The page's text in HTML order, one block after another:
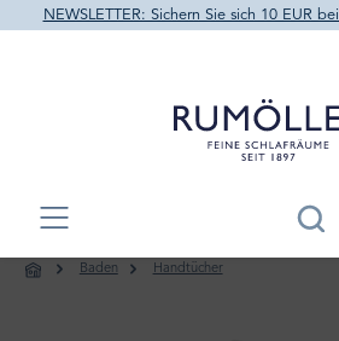
springen
NEWSLETTER: Sichern Sie sich 10 EUR
Baden Handtücher